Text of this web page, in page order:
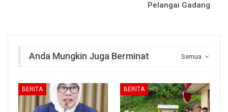
Pelangai Gadang
Semua
Anda Mungkin Juga Berminat
BERITA BERITA